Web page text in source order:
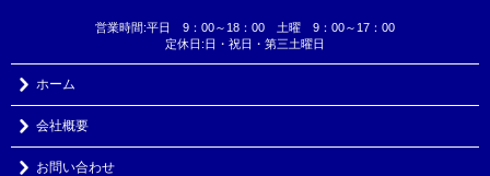
営業時間:平日 9：00～18：00 土曜 9：00～17：00
定休日:日・祝日・第三土曜日
ホーム
会社概要
お問い合わせ